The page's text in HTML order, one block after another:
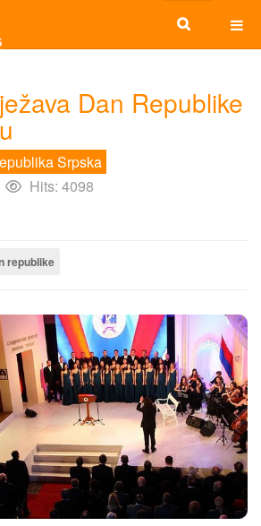
Dan Republike
Srpska
Hits: 4098
republike